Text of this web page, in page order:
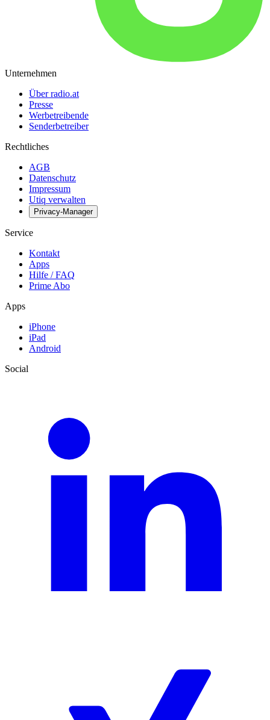
Unternehmen
Über radio.at
Presse
Werbetreibende
Senderbetreiber
Rechtliches
AGB
Datenschutz
Impressum
Utiq verwalten
Privacy-Manager
Service
Kontakt
Apps
Hilfe / FAQ
Prime Abo
Apps
iPhone
iPad
Android
Social